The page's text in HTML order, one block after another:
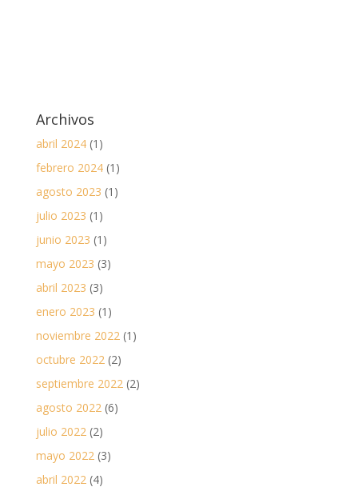
Archivos
abril 2024(1)
febrero 2024(1)
agosto 2023 (1)
julio 2023 (1)
junio 2023 (1)
mayo 2023 (3)
abril 2023 (3)
enero 2023 (1)
noviembre 2022(1)
octubre 2022(2)
septiembre 2022(2)
agosto 2022(6)
julio 2022(2)
mayo 2022(3)
abril 2022(4)